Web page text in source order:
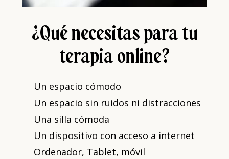
¿Qué necesitas para tu
terapia online?
Un espacio cómodo
Un espacio sin ruidos ni distracciones
Una silla cómoda
Un dispositivo con acceso a internet
Ordenador, Tablet, móvil